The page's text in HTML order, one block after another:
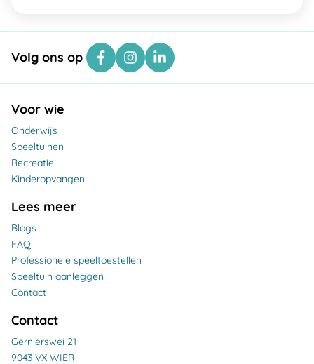
Volg ons op
Voor wie
Onderwijs
Speeltuinen
Recreatie
Kinderopvangen
Lees meer
Blogs
FAQ
Professionele speeltoestellen
Speeltuin aanleggen
Contact
Contact
Gernierswei 21
9043 VX WIER